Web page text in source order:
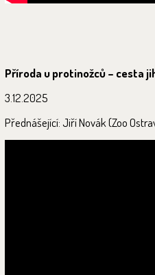
Příroda u protinožců – cesta
3.12.2025
Přednášející: Jiří Novák (Zoo